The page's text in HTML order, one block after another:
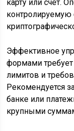
карту или счет.
контролируемую
Эффективное
формами требует
лимитов и
Рекомендуется
банке или
крупными